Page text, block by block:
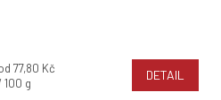
77,80 Kč
100 g
DETAIL